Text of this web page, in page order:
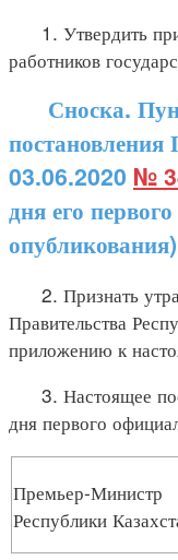
1. Утвердить
работников
Сноска.
постановления
03.06.2020 №
дня его
2. Признать
Правительства
приложению к
3. Настоящее
дня первого
Премьер-Министр
Республики